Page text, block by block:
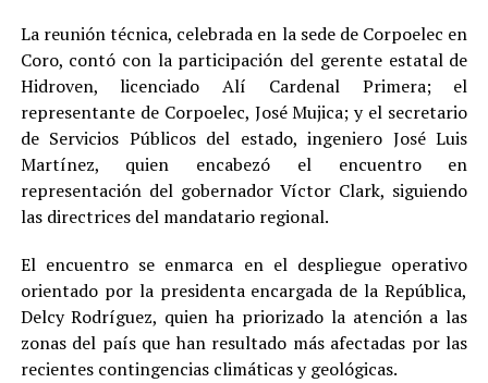
La reunión técnica, celebrada en la sede de Corpoelec en
Coro, contó con la participación del gerente estatal de
Hidroven, licenciado Alí Cardenal Primera; el
representante de Corpoelec, José Mujica; y el secretario
de Servicios Públicos del estado, ingeniero José Luis
Martínez, quien encabezó el encuentro en
representación del gobernador Víctor Clark, siguiendo
las directrices del mandatario regional.
El encuentro se enmarca en el despliegue operativo
orientado por la presidenta encargada de la República,
Delcy Rodríguez, quien ha priorizado la atención a las
zonas del país que han resultado más afectadas por las
recientes contingencias climáticas y geológicas.